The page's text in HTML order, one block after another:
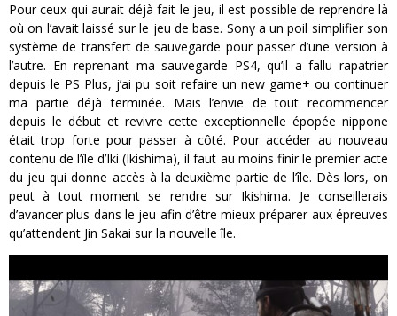
Pour ceux qui aurait déjà fait le jeu, il est possible de reprendre là
où on l’avait laissé sur le jeu de base. Sony a un poil simplifier son
système de transfert de sauvegarde pour passer d’une version à
l’autre. En reprenant ma sauvegarde PS4, qu’il a fallu rapatrier
depuis le PS Plus, j’ai pu soit refaire un new game+ ou continuer
ma partie déjà terminée. Mais l’envie de tout recommencer
depuis le début et revivre cette exceptionnelle épopée nippone
était trop forte pour passer à côté. Pour accéder au nouveau
contenu de l’île d’Iki (Ikishima), il faut au moins finir le premier acte
du jeu qui donne accès à la deuxième partie de l’île. Dès lors, on
peut à tout moment se rendre sur Ikishima. Je conseillerais
d’avancer plus dans le jeu afin d’être mieux préparer aux épreuves
qu’attendent Jin Sakai sur la nouvelle île.